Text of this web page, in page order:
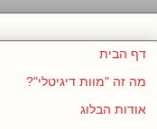
דף הבית
מה זה "מוות דיגיטלי"?
אודות הבלוג